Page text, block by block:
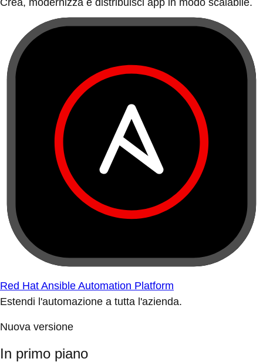
Crea, modernizza e distribuisci app in modo scalabile.
Red Hat Ansible Automation Platform
Estendi l'automazione a tutta l'azienda.
Nuova versione
In primo piano